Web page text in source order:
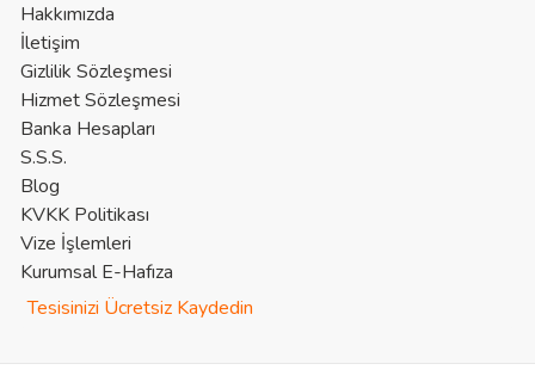
Hakkımızda
İletişim
Gizlilik Sözleşmesi
Hizmet Sözleşmesi
Banka Hesapları
S.S.S.
Blog
KVKK Politikası
Vize İşlemleri
Kurumsal E-Hafıza
Tesisinizi Ücretsiz Kaydedin